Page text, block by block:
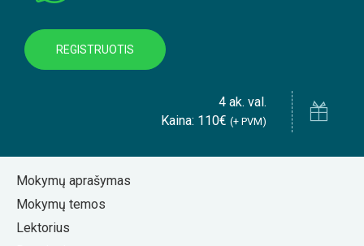
REGISTRUOTIS
4 ak. val.
Kaina: 110€ (+ PVM)
Mokymų aprašymas
Mokymų temos
Lektorius